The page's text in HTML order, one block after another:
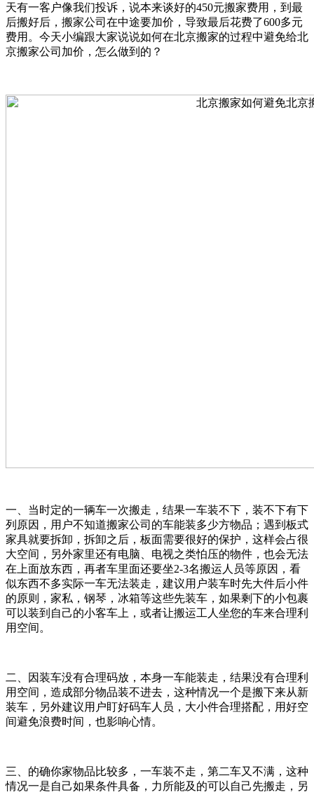
天有一客户像我们投诉，说本来谈好的450元搬家费用，到最
后搬好后，搬家公司在中途要加价，导致最后花费了600多元
费用。今天小编跟大家说说如何在北京搬家的过程中避免给北
京搬家公司加价，怎么做到的？
一、当时定的一辆车一次搬走，结果一车装不下，装不下有下
列原因，用户不知道搬家公司的车能装多少方物品；遇到板式
家具就要拆卸，拆卸之后，板面需要很好的保护，这样会占很
大空间，另外家里还有电脑、电视之类怕压的物件，也会无法
在上面放东西，再者车里面还要坐2-3名搬运人员等原因，看
似东西不多实际一车无法装走，建议用户装车时先大件后小件
的原则，家私，钢琴，冰箱等这些先装车，如果剩下的小包裹
可以装到自己的小客车上，或者让搬运工人坐您的车来合理利
用空间。
二、因装车没有合理码放，本身一车能装走，结果没有合理利
用空间，造成部分物品装不进去，这种情况一个是搬下来从新
装车，另外建议用户盯好码车人员，大小件合理搭配，用好空
间避免浪费时间，也影响心情。
三、的确你家物品比较多，一车装不走，第二车又不满，这种
情况一是自己如果条件具备，力所能及的可以自己先搬走，另